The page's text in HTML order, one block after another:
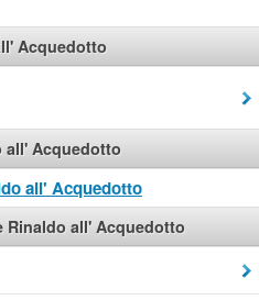
Acquedotto
all' Acquedotto
all' Acquedotto
Rinaldo all' Acquedotto